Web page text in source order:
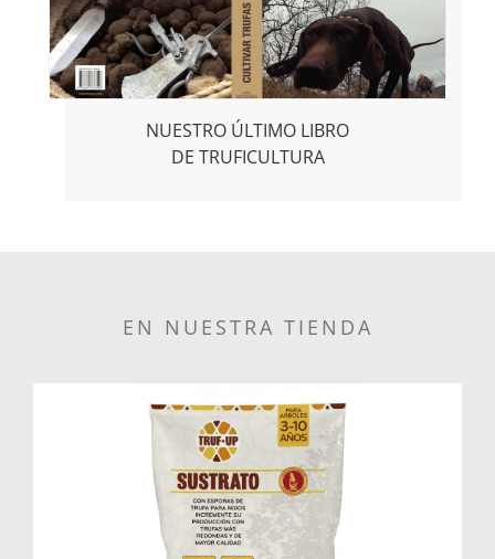
NUESTRO ÚLTIMO LIBRO
DE TRUFICULTURA
EN NUESTRA TIENDA